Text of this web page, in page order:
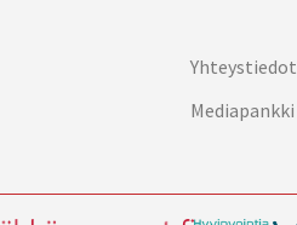
Yhteystiedot
Mediapankki